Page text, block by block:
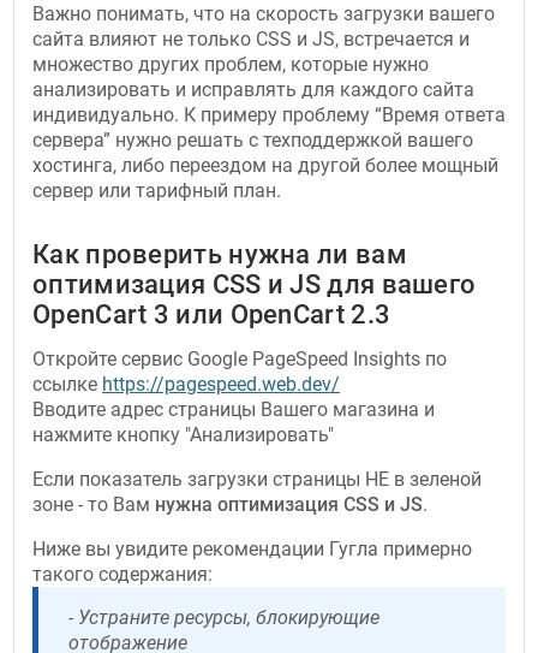
Важно понимать, что на скорость загрузки вашего
сайта влияют не только CSS и JS, встречается и
множество других проблем, которые нужно
анализировать и исправлять для каждого сайта
индивидуально. К примеру проблему “Время ответа
сервера” нужно решать с техподдержкой вашего
хостинга, либо переездом на другой более мощный
сервер или тарифный план.
Как проверить нужна ли вам
оптимизация CSS и JS для вашего
OpenCart 3 или OpenCart 2.3
Откройте сервис Google PageSpeed Insights по
ссылке https://pagespeed.web.dev/
Вводите адрес страницы Вашего магазина и
нажмите кнопку "Анализировать"
Если показатель загрузки страницы НЕ в зеленой
зоне - то Вам нужна оптимизация CSS и JS.
Ниже вы увидите рекомендации Гугла примерно
такого содержания:
- Устраните ресурсы, блокирующие
отображение